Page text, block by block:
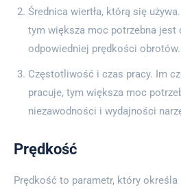
Średnica wiertła, którą się
tym większa moc potrzebna jest
odpowiedniej prędkości obrotów.
Częstotliwość i czas pracy. Im
pracuje, tym większa moc
niezawodności i wydajności
Prędkość
Prędkość to parametr, który